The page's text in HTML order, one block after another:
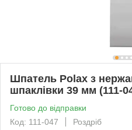
Шпатель Polax з
шпаклівки 39 мм (111-
Готово до відправки
Код: 111-047
Роздріб